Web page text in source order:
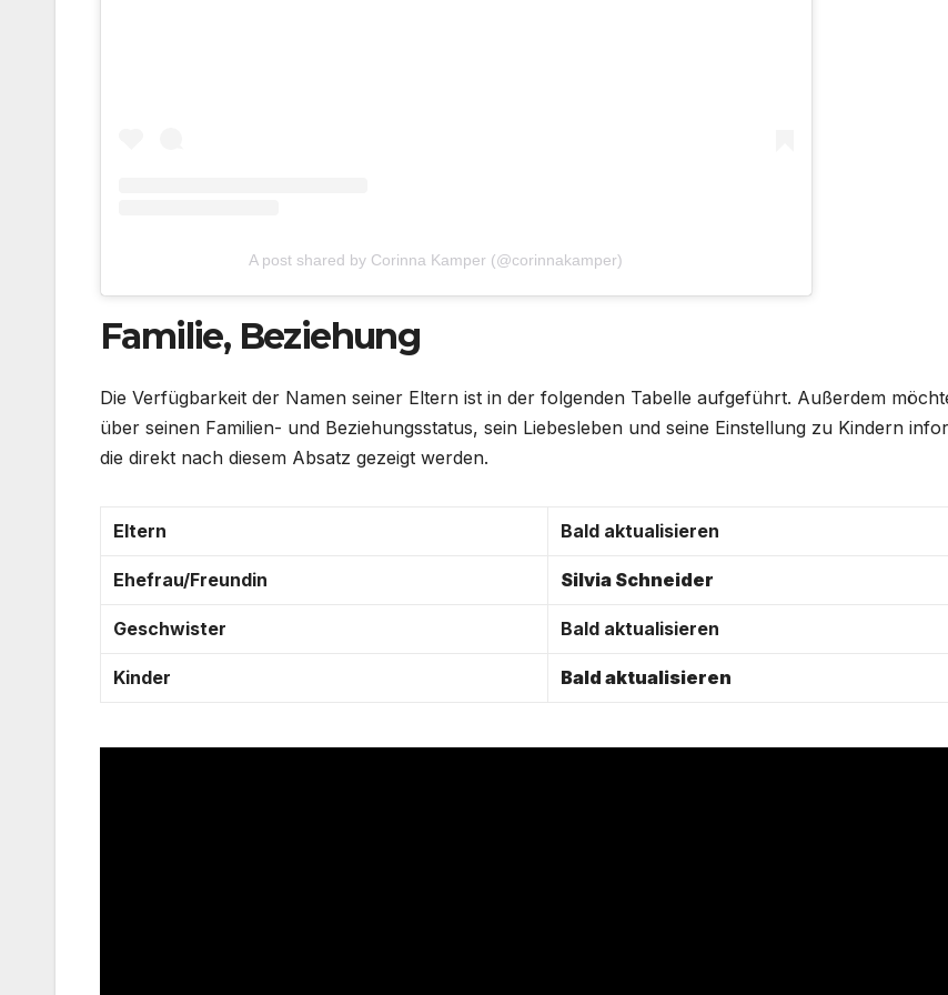
A post shared by Corinna Kamper (@corinnakamper)
Familie, Beziehung
Die Verfügbarkeit der Namen seiner Eltern ist in der folgenden Tabelle aufgeführt. Außerdem
über seinen Familien- und Beziehungsstatus, sein Liebesleben und seine Einstellung zu Kindern
die direkt nach diesem Absatz gezeigt werden.
Eltern Bald aktualisieren
Ehefrau/Freundin Silvia Schneider
Geschwister Bald aktualisieren
Kinder Bald aktualisieren